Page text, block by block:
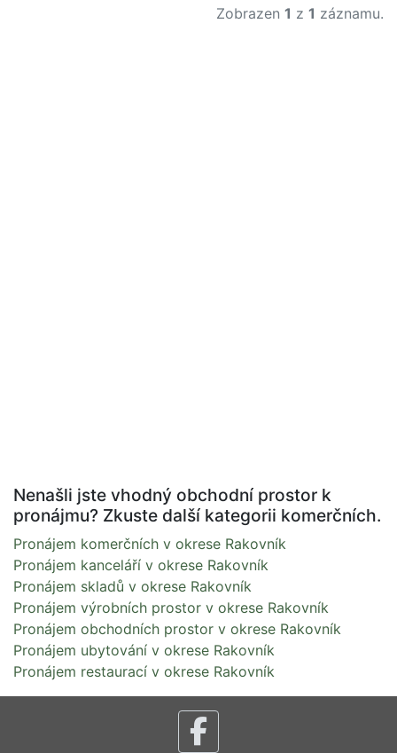
Zobrazen 1 z 1 záznamu.
Nenašli jste vhodný obchodní prostor k
pronájmu? Zkuste další kategorii komerčních.
Pronájem komerčních v okrese Rakovník
Pronájem kanceláří v okrese Rakovník
Pronájem skladů v okrese Rakovník
Pronájem výrobních prostor v okrese Rakovník
Pronájem obchodních prostor v okrese Rakovník
Pronájem ubytování v okrese Rakovník
Pronájem restaurací v okrese Rakovník